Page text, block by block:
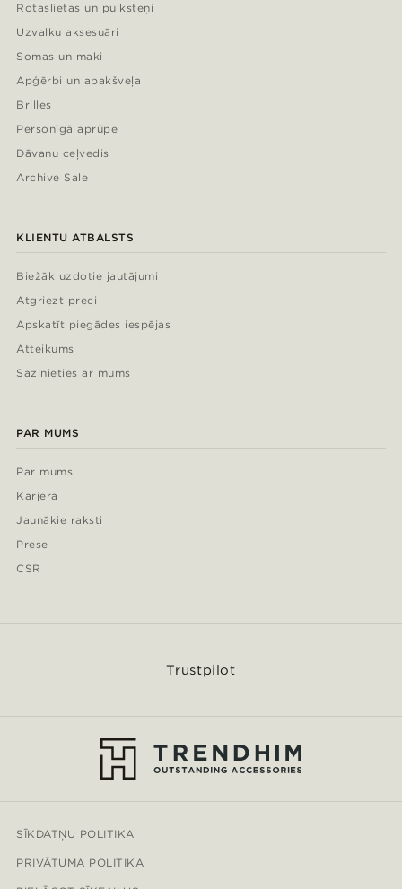
Rotaslietas un pulksteņi
Uzvalku aksesuāri
Somas un maki
Apģērbi un apakšveļa
Brilles
Personīgā aprūpe
Dāvanu ceļvedis
Archive Sale
KLIENTU ATBALSTS
Biežāk uzdotie jautājumi
Atgriezt preci
Apskatīt piegādes iespējas
Atteikums
Sazinieties ar mums
PAR MUMS
Par mums
Karjera
Jaunākie raksti
Prese
CSR
Trustpilot
SĪKDATŅU POLITIKA
PRIVĀTUMA POLITIKA